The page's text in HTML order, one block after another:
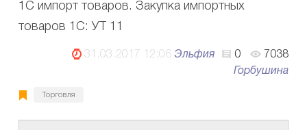
1С импорт товаров. Закупка импортных
товаров 1С: УТ 11
0 7038
31.03.2017 12:06 Эльфия
Горбушина
Торговля